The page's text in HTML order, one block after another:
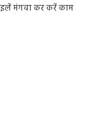
मंगवा कर करें काम